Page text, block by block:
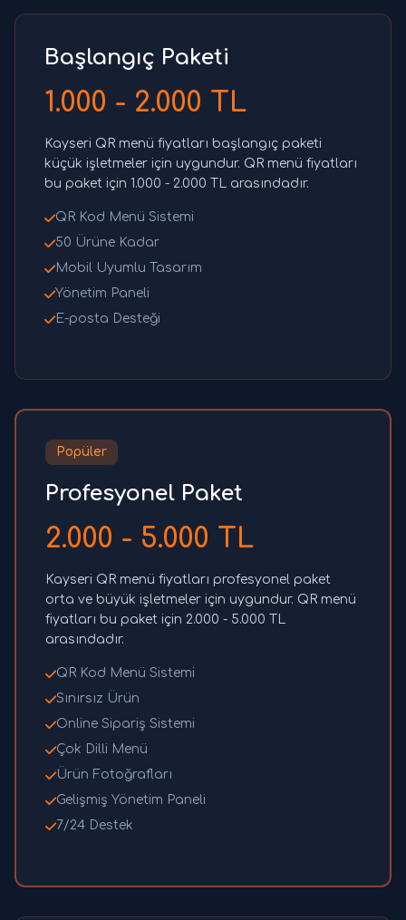
Başlangıç Paketi
1.000 - 2.000 TL
Kayseri QR menü fiyatları başlangıç paketi
küçük işletmeler için uygundur. QR menü fiyatları
bu paket için 1.000 - 2.000 TL arasındadır.
QR Kod Menü Sistemi
50 Ürüne Kadar
Mobil Uyumlu Tasarım
Yönetim Paneli
E-posta Desteği
Popüler
Profesyonel Paket
2.000 - 5.000 TL
Kayseri QR menü fiyatları profesyonel paket
orta ve büyük işletmeler için uygundur. QR menü
fiyatları bu paket için 2.000 - 5.000 TL
arasındadır.
QR Kod Menü Sistemi
Sınırsız Ürün
Online Sipariş Sistemi
Çok Dilli Menü
Ürün Fotoğrafları
Gelişmiş Yönetim Paneli
7/24 Destek